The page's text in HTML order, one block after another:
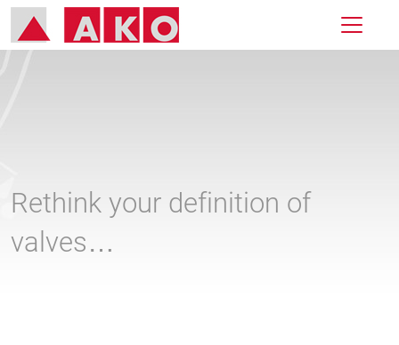
Rethink your definition of
valves…